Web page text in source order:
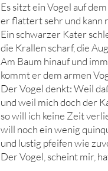
Es sitzt ein Vogel auf dem
er flattert sehr und kann
Ein schwarzer Kater
die Krallen scharf, die
Am Baum hinauf und
kommt er dem armen
Der Vogel denkt: Weil
und weil mich doch der
so will ich keine Zeit
will noch ein wenig
und lustig pfeifen wie
Der Vogel, scheint mir,